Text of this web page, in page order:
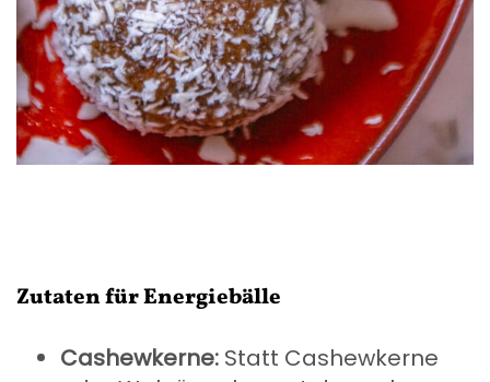
Zutaten für Energiebälle
Cashewkerne: Statt Cashewkerne